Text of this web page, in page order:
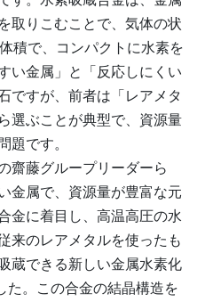
取りこむことで、気体の状
積で、コンパクトに水素を
い金属」と「反応しにくい
ですが、前者は「レアメタ
選ぶことが典型で、資源量
題です。
齋藤グループリーダーら
金属で、資源量が豊富な元
金に着目し、高温高圧の水
来のレアメタルを使ったも
蔵できる新しい金属水素化
た。この合金の結晶構造を